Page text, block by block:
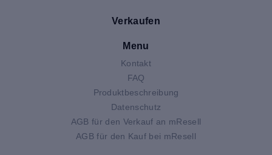
Verkaufen
Menu
Kontakt
FAQ
Produktbeschreibung
Datenschutz
AGB für den Verkauf an mResell
AGB für den Kauf bei mResell